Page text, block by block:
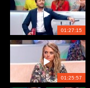
01:27:15
01:25:57